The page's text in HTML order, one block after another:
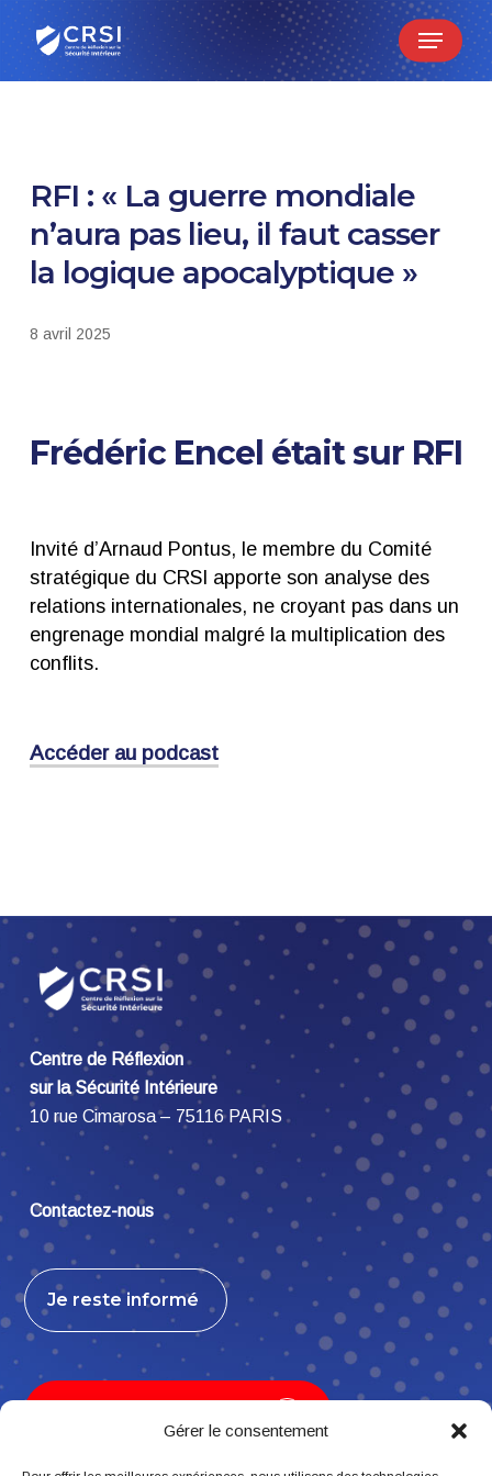
Gérer le consentement
Skip
to
main
Menu
RFI : « La guerre mondiale
n’aura pas lieu, il faut casser
la logique apocalyptique »
8 avril 2025
Frédéric Encel était sur RFI
Invité d’Arnaud Pontus, le membre du Comité
stratégique du CRSI apporte son analyse des
relations internationales, ne croyant pas dans un
engrenage mondial malgré la multiplication des
conflits.
Accéder au podcast
Centre de Réflexion
sur la Sécurité Intérieure
10 rue Cimarosa – 75116 PARIS
Contactez-nous
Je reste informé